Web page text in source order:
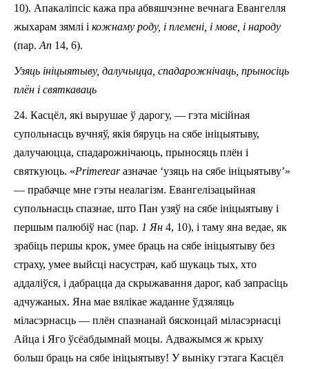
10). Апакаліпсіс кажа пра абвяшчэнне вечнага Евангелля
жыхарам зямлі і кожнаму роду, і племені, і мове, і народу
(пар. Aп 14, 6).
Узяць ініцыятыву, далучыцца, спадарожнічаць, прыносіць
плён і святкаваць
24. Касцёл, які вырушае ў дарогу, — гэта місійная
супольнасць вучняў, якія бяруць на сябе ініцыятыву,
далучаюцца, спадарожнічаюць, прыносяць плён і
святкуюць. «Primerearазначае ‘узяць на сябе іні­цыя­тыву’»
— прабачце мне гэты неалагізм. Еван­ге­лізацыйная
супольнасць спазнае, што Пан узяў на сябе ініцыятыву і
першым палюбіў нас (пар. 1 Ян 4, 10), і таму яна ведае, як
зрабіць першы крок, умее браць на сябе ініцыятыву без
страху, умее выйсці насустрач, каб шукаць тых, хто
аддаліўся, і дабрацца да скрыжавання дарог, каб запрасіць
адчужаных. Яна мае вялікае жаданне ўдзяляць
міласэрнасць — плён спазнанай бясконцай міласэрнасці
Айца і Яго ўсёабдымнай мо­цы. Адважымся ж крыху
больш браць на сябе іні­цыя­тыву! У выніку гэтага Касцёл